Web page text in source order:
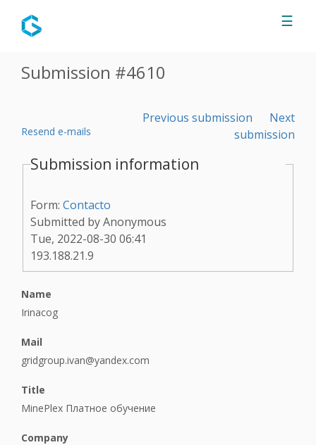
Submission #4610
Resend e-mails
Previous submission
Next
submission
Submission information
Form: Contacto
Submitted byAnonymous
Tue, 2022-08-30 06:41
193.188.21.9
Name
Irinacog
Mail
gridgroup.ivan@yandex.com
Title
MinePlex Платное обучение
Company
☰